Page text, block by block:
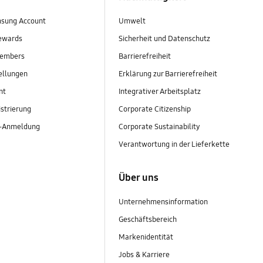
Account
Umwelt
Sicherheit und Datenschutz
Barrierefreiheit
Erklärung zur Barrierefreiheit
Integrativer Arbeitsplatz
Corporate Citizenship
Corporate Sustainability
Verantwortung in der Lieferkette
Über uns
Unternehmensinformation
Geschäftsbereich
Markenidentität
Jobs & Karriere